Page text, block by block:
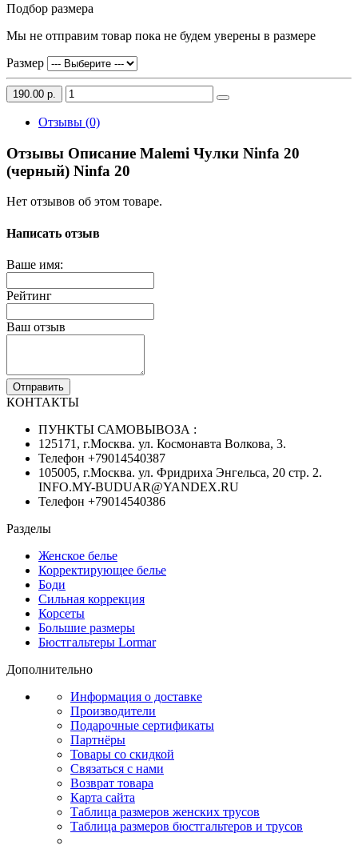
Подбор размера
Мы не отправим товар пока не будем уверены в размере
Размер
190.00 р.
Отзывы (0)
Отзывы Описание Malemi Чулки Ninfa 20
(черный) Ninfa 20
Нет отзывов об этом товаре.
Написать отзыв
Ваше имя:
Рейтинг
Ваш отзыв
Отправить
КОНТАКТЫ
ПУНКТЫ САМОВЫВОЗА :
125171, г.Москва. ул. Космонавта Волкова, 3.
Телефон +79014540387
105005, г.Москва. ул. Фридриха Энгельса, 20 стр. 2.
INFO.MY-BUDUAR@YANDEX.RU
Телефон +79014540386
Разделы
Женское белье
Корректирующее белье
Боди
Сильная коррекция
Корсеты
Большие размеры
Бюстгальтеры Lormar
Дополнительно
Информация о доставке
Производители
Подарочные сертификаты
Партнёры
Товары со скидкой
Связаться с нами
Возврат товара
Карта сайта
Таблица размеров женских трусов
Таблица размеров бюстгальтеров и трусов